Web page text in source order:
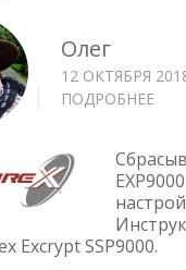
Олег
12 ОКТЯБРЯ
ПОДРОБНЕЕ
—
НА
Excrypt SSP9000.